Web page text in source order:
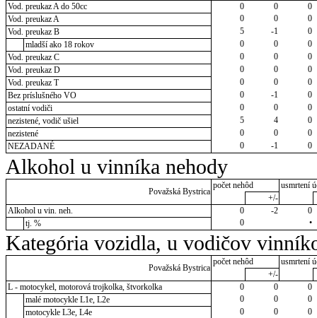
Vod. preukaz A do 50cc
0 0
0
Vod. preukaz A
0 0
0
Vod. preukaz B
5 -1
0
mladší ako 18 rokov
0 0
0
Vod. preukaz C
0 0
0
Vod. preukaz D
0 0
0
Vod. preukaz T
0 0
0
Bez príslušného VO
0 -1
0
ostatní vodiči
0 0
0
nezistené, vodič ušiel
5 4
0
nezistené
0 0
0
NEZADANÉ
0 -1 0
Alkohol u vinníka nehody
Považská Bystrica
počet nehôd
usmrtení
+/-
Alkohol u vin. neh.
0 -2
0
tj. %
0 •
Kategória vozidla, u vodičov
Považská Bystrica
počet nehôd
usmrtení
+/-
L - motocykel, motorová trojkolka, štvorkolka
0 0
0
malé motocykle L1e, L2e
0 0
0
motocykle L3e, L4e
0 0
0